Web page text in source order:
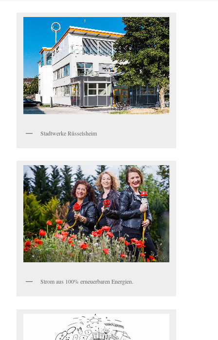
Stadtwerke Rüsselsheim
Strom aus 100% erneuerbaren Energien.